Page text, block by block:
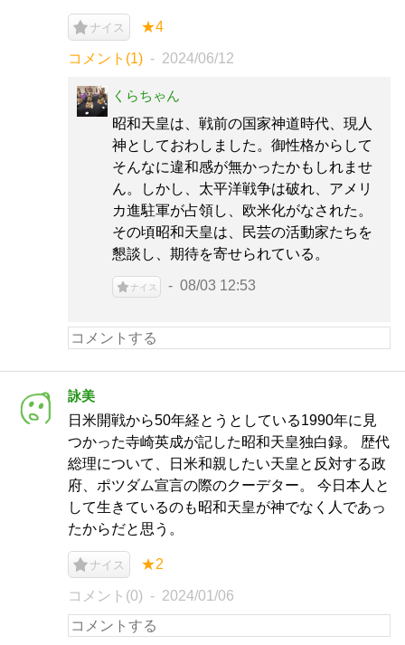
ナイス ★4
コメント(1) 2024/06/12
くらちゃん
昭和天皇は、戦前の国家神道時代、現人
神としておわしました。御性格からして
そんなに違和感が無かったかもしれませ
ん。しかし、太平洋戦争は破れ、アメリ
カ進駐軍が占領し、欧米化がなされた。
その頃昭和天皇は、民芸の活動家たちを
懇談し、期待を寄せられている。
ナイス 08/03 12:53
詠美
日米開戦から50年経とうとしている1990年に見
つかった寺崎英成が記した昭和天皇独白録。 歴代
総理について、日米和親したい天皇と反対する政
府、ポツダム宣言の際のクーデター。 今日本人と
して生きているのも昭和天皇が神でなく人であっ
たからだと思う。
ナイス ★2
コメント(0) 2024/01/06